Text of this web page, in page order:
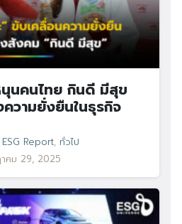
นุนคนไทย กินดี มีสุข
วามยั่งยืนในธุรกิจ
ESG Report, ทั่วไป
คม 29, 2025